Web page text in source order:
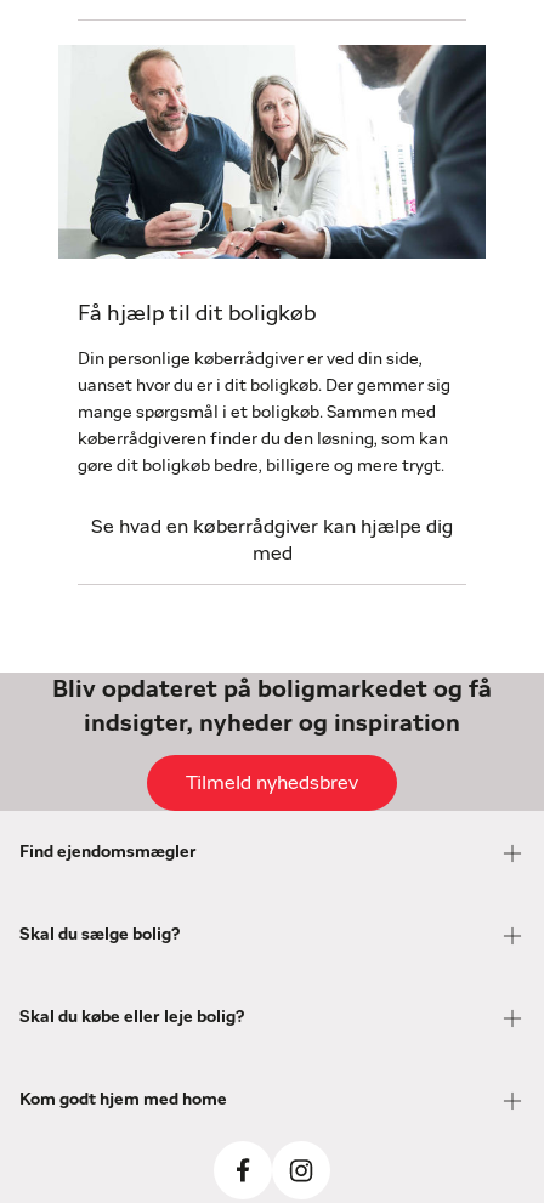
Få hjælp til dit boligkøb
Din personlige køberrådgiver er ved din side,
uanset hvor du er i dit boligkøb. Der gemmer sig
mange spørgsmål i et boligkøb. Sammen med
køberrådgiveren finder du den løsning, som kan
gøre dit boligkøb bedre, billigere og mere trygt.
Se hvad en køberrådgiver kan hjælpe dig
med
Bliv opdateret på boligmarkedet og få
indsigter, nyheder og inspiration
Tilmeld nyhedsbrev
Find ejendomsmægler
Skal du sælge bolig?
Skal du købe eller leje bolig?
Kom godt hjem med home